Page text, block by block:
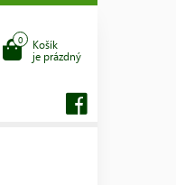
Košík
je prázdný
0